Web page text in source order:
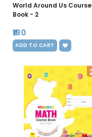
World Around Us Course
Book - 2
₹180
ADD TO CART